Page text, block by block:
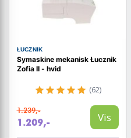
ŁUCZNIK
Symaskine mekanisk Łucznik
Zofia II - hvid
(62)
1.239,-
1.209,- Vis